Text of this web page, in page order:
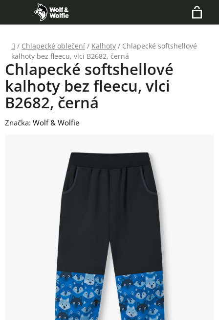
obsah
Hledat
Domů
/ Chlapecké oblečení / Kalhoty / Chlapecké softshellové
kalhoty bez fleecu, vlci B2682, černá
Chlapecké softshellové
kalhoty bez fleecu, vlci
B2682, černá
Značka: Wolf & Wolfie